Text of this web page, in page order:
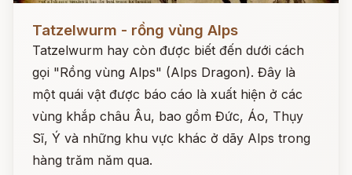
Tatzelwurm - rồng vùng Alps
Tatzelwurm hay còn được biết đến dưới cách
gọi "Rồng vùng Alps" (Alps Dragon). Đây là
một quái vật được báo cáo là xuất hiện ở các
vùng khắp châu Âu, bao gồm Đức, Áo, Thụy
Sĩ, Ý và những khu vực khác ở dãy Alps trong
hàng trăm năm qua.